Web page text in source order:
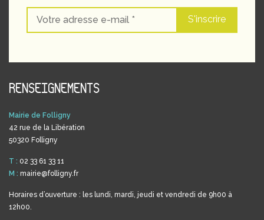
RENSEIGNEMENTS
Mairie de Folligny
42 rue de la Libération
50320 Folligny
T : 02 33 61 33 11
M : mairie@folligny.fr
Horaires d’ouverture : les lundi, mardi, jeudi et vendredi de 9h00 à
12h00.